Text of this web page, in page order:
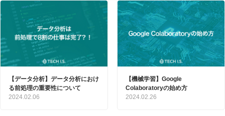
【データ分析】データ分析におけ
る前処理の重要性について
2024.02.06
【機械学習】Google
Colaboratoryの始め方
2024.02.26